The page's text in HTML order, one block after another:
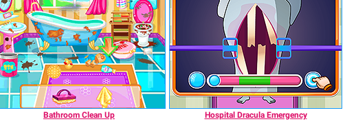
Bathroom Clean Up Hospital Dracula Emergency